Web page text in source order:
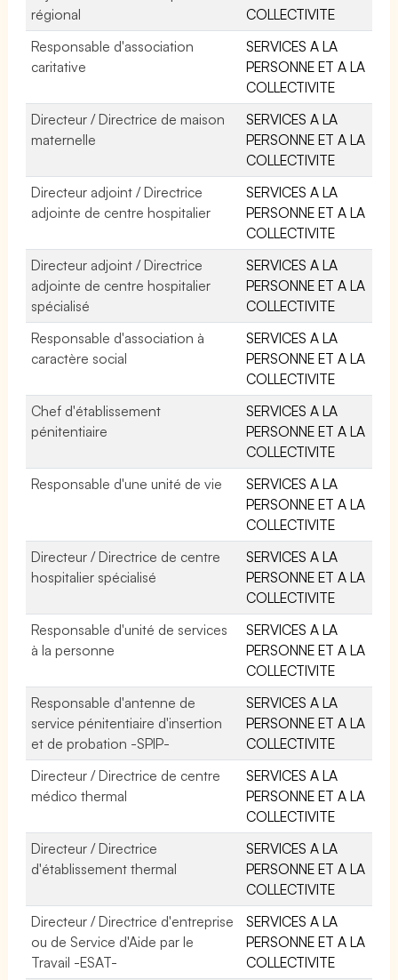
régional
COLLECTIVITE
Responsable d'association
caritative
SERVICES A LA
PERSONNE ET A LA
COLLECTIVITE
Directeur / Directrice de maison
maternelle
SERVICES A LA
PERSONNE ET A LA
COLLECTIVITE
Directeur adjoint / Directrice
adjointe de centre hospitalier
SERVICES A LA
PERSONNE ET A LA
COLLECTIVITE
Directeur adjoint / Directrice
adjointe de centre hospitalier
spécialisé
SERVICES A LA
PERSONNE ET A LA
COLLECTIVITE
Responsable d'association à
caractère social
SERVICES A LA
PERSONNE ET A LA
COLLECTIVITE
Chef d'établissement
pénitentiaire
SERVICES A LA
PERSONNE ET A LA
COLLECTIVITE
Responsable d'une unité de vie
SERVICES A LA
PERSONNE ET A LA
COLLECTIVITE
Directeur / Directrice de centre
hospitalier spécialisé
SERVICES A LA
PERSONNE ET A LA
COLLECTIVITE
Responsable d'unité de services
à la personne
SERVICES A LA
PERSONNE ET A LA
COLLECTIVITE
Responsable d'antenne de
service pénitentiaire d'insertion
et de probation -SPIP-
SERVICES A LA
PERSONNE ET A LA
COLLECTIVITE
Directeur / Directrice de centre
médico thermal
SERVICES A LA
PERSONNE ET A LA
COLLECTIVITE
Directeur / Directrice
d'établissement thermal
SERVICES A LA
PERSONNE ET A LA
COLLECTIVITE
Directeur / Directrice d'entreprise
ou de Service d'Aide par le
Travail -ESAT-
SERVICES A LA
PERSONNE ET A LA
COLLECTIVITE